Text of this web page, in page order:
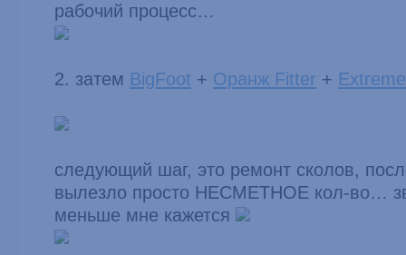
рабочий процесс…
2. затем BigFoot + Оранж Fitter +
следующий шаг, это ремонт сколов,
вылезло просто НЕСМЕТНОЕ кол-во…
меньше мне кажется